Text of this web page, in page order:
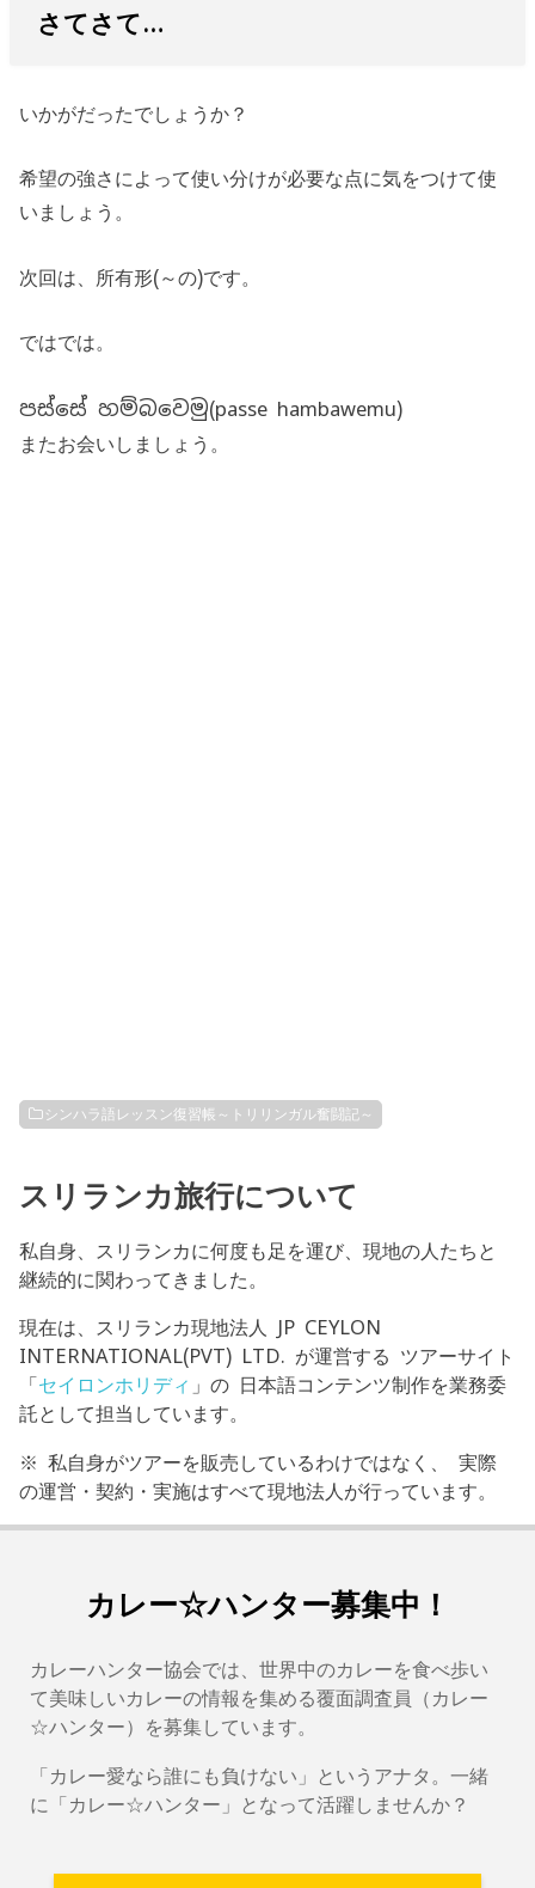
さてさて…
いかがだったでしょうか？
希望の強さによって使い分けが必要な点に気をつけて使
いましょう。
次回は、所有形(～の)です。
ではでは。
පස්සේ හම්බවෙමු(passe hambawemu)
またお会いしましょう。
シンハラ語レッスン復習帳～トリリンガル奮闘記～
スリランカ旅行について
私自身、スリランカに何度も足を運び、現地の人たちと
継続的に関わってきました。
現在は、スリランカ現地法人 JP CEYLON
INTERNATIONAL(PVT) LTD. が運営する ツアーサイト
「セイロンホリディ 」の 日本語コンテンツ制作を業務委
託として担当しています。
※ 私自身がツアーを販売しているわけではなく、 実際
の運営・契約・実施はすべて現地法人が行っています。
カレー☆ハンター募集中！
カレーハンター協会では、世界中のカレーを食べ歩い
て美味しいカレーの情報を集める覆面調査員（カレー
☆ハンター）を募集しています。
「カレー愛なら誰にも負けない」というアナタ。一緒
に「カレー☆ハンター」となって活躍しませんか？